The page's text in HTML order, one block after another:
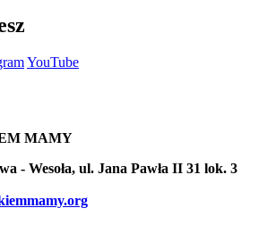
YouTube
MAMY
- Wesoła, ul. Jana Pawła II 31 lok. 3